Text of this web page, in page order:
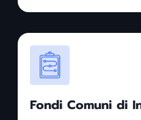
Fondi Comuni di